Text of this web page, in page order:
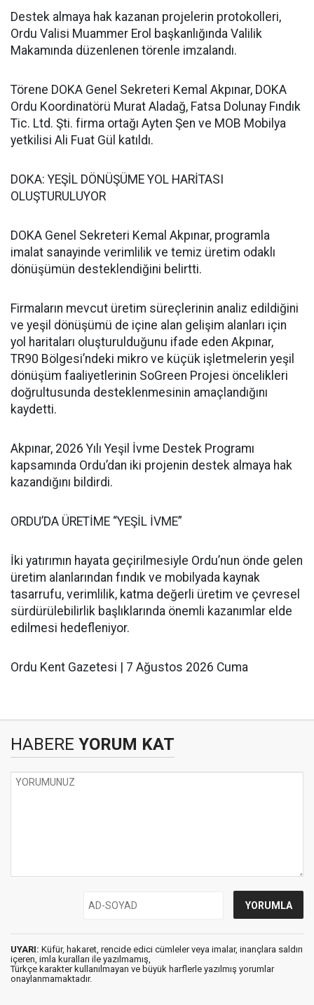
Destek almaya hak kazanan projelerin protokolleri,
Ordu Valisi Muammer Erol başkanlığında Valilik
Makamında düzenlenen törenle imzalandı.
Törene DOKA Genel Sekreteri Kemal Akpınar, DOKA
Ordu Koordinatörü Murat Aladağ, Fatsa Dolunay Fındık
Tic. Ltd. Şti. firma ortağı Ayten Şen ve MOB Mobilya
yetkilisi Ali Fuat Gül katıldı.
DOKA: YEŞİL DÖNÜŞÜME YOL HARİTASI
OLUŞTURULUYOR
DOKA Genel Sekreteri Kemal Akpınar, programla
imalat sanayinde verimlilik ve temiz üretim odaklı
dönüşümün desteklendiğini belirtti.
Firmaların mevcut üretim süreçlerinin analiz edildiğini
ve yeşil dönüşümü de içine alan gelişim alanları için
yol haritaları oluşturulduğunu ifade eden Akpınar,
TR90 Bölgesi’ndeki mikro ve küçük işletmelerin yeşil
dönüşüm faaliyetlerinin SoGreen Projesi öncelikleri
doğrultusunda desteklenmesinin amaçlandığını
kaydetti.
Akpınar, 2026 Yılı Yeşil İvme Destek Programı
kapsamında Ordu’dan iki projenin destek almaya hak
kazandığını bildirdi.
ORDU’DA ÜRETİME “YEŞİL İVME”
İki yatırımın hayata geçirilmesiyle Ordu’nun önde gelen
üretim alanlarından fındık ve mobilyada kaynak
tasarrufu, verimlilik, katma değerli üretim ve çevresel
sürdürülebilirlik başlıklarında önemli kazanımlar elde
edilmesi hedefleniyor.
Ordu Kent Gazetesi | 7 Ağustos 2026 Cuma
HABERE YORUM KAT
UYARI: Küfür, hakaret, rencide edici cümleler veya imalar, inançlara saldırı
içeren, imla kuralları ile yazılmamış,
Türkçe karakter kullanılmayan ve büyük harflerle yazılmış yorumlar
onaylanmamaktadır.